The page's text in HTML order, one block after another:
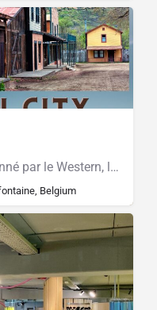
Vous aussi, vous êtes passionné par le Western, les chevaux, le désert et les États-Unis ?
Belgium